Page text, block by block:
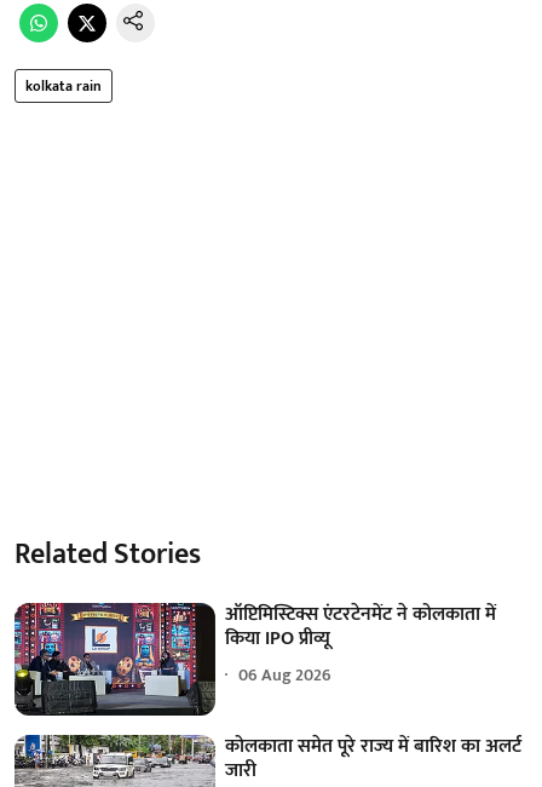
kolkata rain
Related Stories
ऑप्टिमिस्टिक्स एंटरटेनमेंट ने कोलकाता में
किया IPO प्रीव्यू
06 Aug 2026
कोलकाता समेत पूरे राज्य में बारिश का अलर्ट
जारी